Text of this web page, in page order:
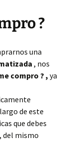
?
una
, nos
compro ? , ya
de este
que debes
del mismo